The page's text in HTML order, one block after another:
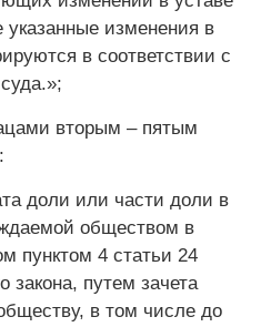
изменения в
в соответствии с
вторым – пятым
доли или части доли в
обществом в
пунктом 4 статьи 24
закона, путем зачета
в том числе до